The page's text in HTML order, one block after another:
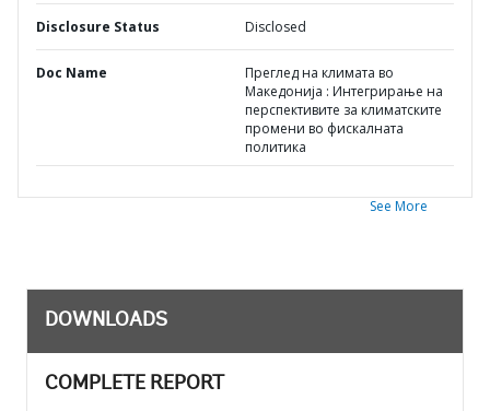
Disclosure Status Disclosed
Doc Name
Преглед на климата во
Македонија : Интегрирање на
перспективите за климатските
промени во фискалната
политика
See More
DOWNLOADS
COMPLETE REPORT